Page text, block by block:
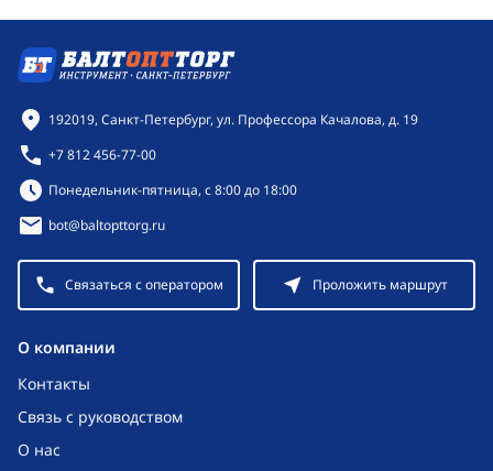
O компании
Контакты
Связь с руководством
О нас
Контактная информация
192019, Санкт-Петербург, ул. Профессора Качалова, д. 19
+7 812 456-77-00
Режим работы:
Понедельник-пятница, с 8:00 до 18:00
bot@baltopttorg.ru
Связаться с оператором Проложить маршрут